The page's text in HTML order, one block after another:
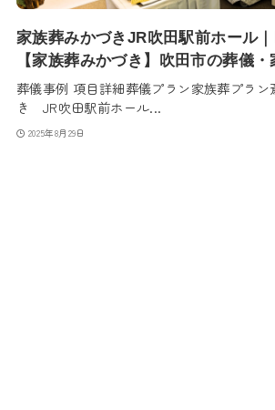
家族葬みかづきJR吹田駅前ホール｜
【家族葬みかづき】吹田市の葬儀・
葬儀事例 項目詳細葬儀プラン家族葬プラ
き JR吹田駅前ホール...
2025年8月29日